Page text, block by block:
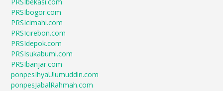
PRSIbekasi.com
PRSIbogor.com
PRSIcimahi.com
PRSIcirebon.com
PRSIdepok.com
PRSIsukabumi.com
PRSIbanjar.com
ponpesIhyaUlumuddin.com
ponpesJabalRahmah.com